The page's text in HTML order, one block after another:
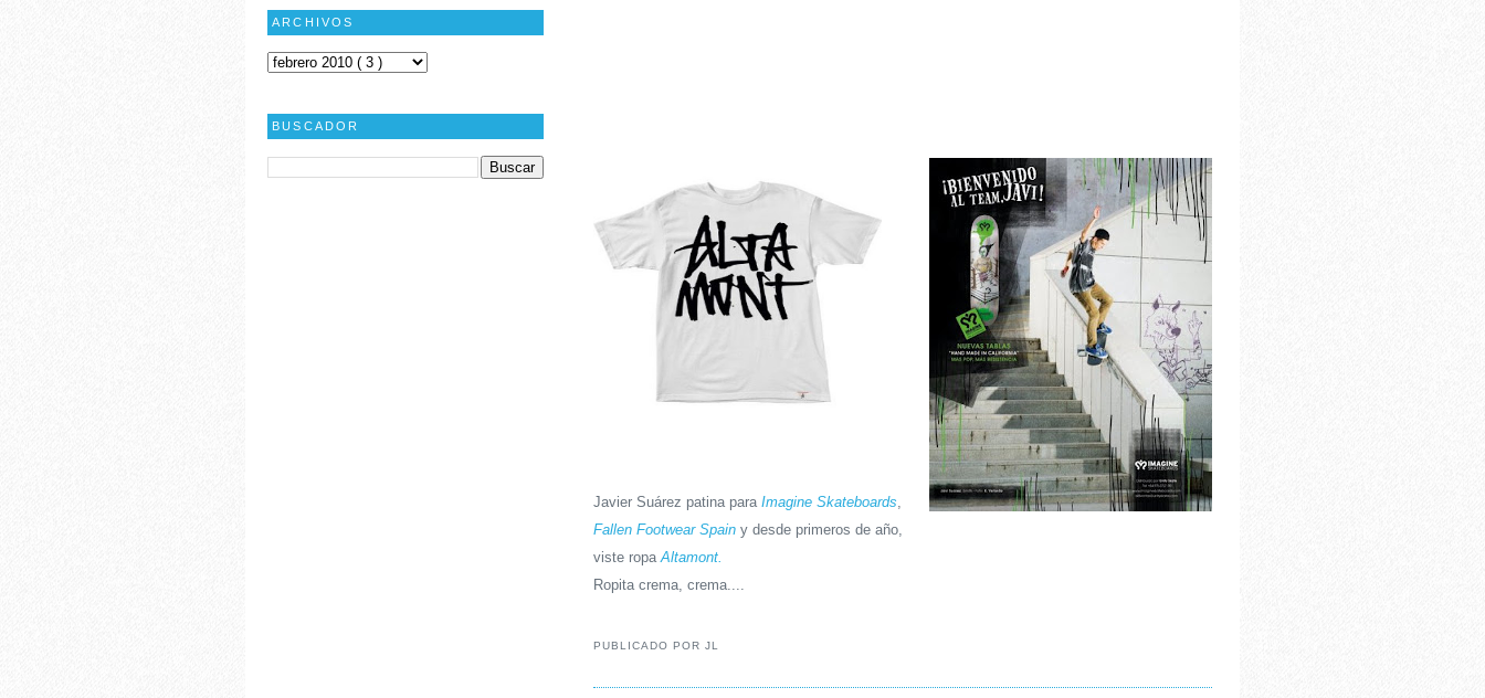
Javier Suárez patina para Imagine Skateboards,
Fallen Footwear Spain y desde primeros de año,
viste ropaAltamont.
Ropita crema, crema....
PUBLICADO POR JL
ARCHIVOS
BUSCADOR